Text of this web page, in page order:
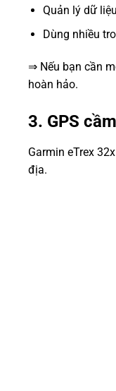
Quản lý dữ
Dùng nhiều
⇒ Nếu bạn cần
hoàn hảo.
3. GPS
Garmin eTrex
địa.